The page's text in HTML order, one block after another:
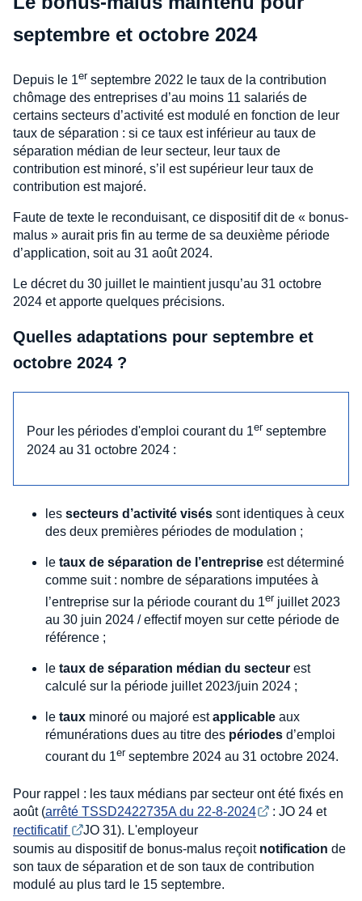
septembre et octobre 2024
Depuis le 1er septembre 2022 le taux de la contribution
chômage des entreprises d’au moins 11 salariés de
certains secteurs d’activité est modulé en fonction de leur
taux de séparation : si ce taux est inférieur au taux de
séparation médian de leur secteur, leur taux de
contribution est minoré, s’il est supérieur leur taux de
contribution est majoré.
Faute de texte le reconduisant, ce dispositif dit de « bonus-
malus » aurait pris fin au terme de sa deuxième période
d’application, soit au 31 août 2024.
Le décret du 30 juillet le maintient jusqu’au 31 octobre
2024 et apporte quelques précisions.
Quelles adaptations pour septembre et
octobre 2024 ?
Pour les périodes d'emploi courant du 1er septembre
2024 au 31 octobre 2024 :
les secteurs d’activité visés sont identiques à ceux
des deux premières périodes de modulation ;
le taux de séparation de l’entreprise est déterminé
comme suit : nombre de séparations imputées à
l’entreprise sur la période courant du 1er juillet 2023
au 30 juin 2024 / effectif moyen sur cette période de
référence ;
le taux de séparation médian du secteur est
calculé sur la période juillet 2023/juin 2024 ;
le taux minoré ou majoré estapplicable aux
rémunérations dues au titre des périodes d’emploi
courant du 1er septembre 2024 au 31 octobre 2024.
Pour rappel : les taux médians par secteur ont été fixés en
août (arrêté TSSD2422735A du 22-8-2024
: JO 24 et
rectificatif
JO 31). L'employeur
soumis au dispositif de bonus-malus reçoit notification de
son taux de séparation et de son taux de contribution
modulé au plus tard le 15 septembre.